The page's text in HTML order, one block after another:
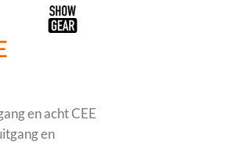
en acht CEE
en